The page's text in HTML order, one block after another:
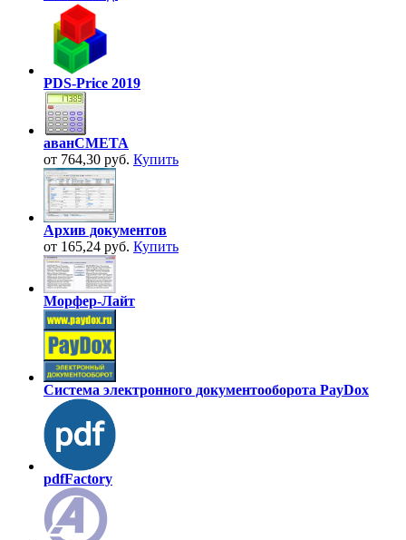
PDS-Price 2019
аванСМЕТА
от 764,30 руб. Купить
Архив документов
от 165,24 руб. Купить
Морфер-Лайт
Система электронного документооборота PayDox
pdfFactory